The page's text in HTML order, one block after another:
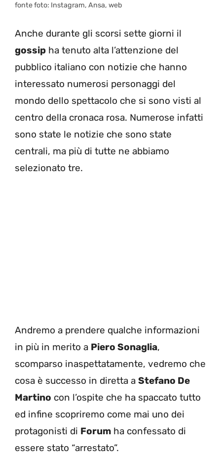
fonte foto: Instagram, Ansa, web
Anche durante gli scorsi sette giorni il
gossip ha tenuto alta l’attenzione del
pubblico italiano con notizie che hanno
interessato numerosi personaggi del
mondo dello spettacolo che si sono visti al
centro della cronaca rosa. Numerose infatti
sono state le notizie che sono state
centrali, ma più di tutte ne abbiamo
selezionato tre.
Andremo a prendere qualche informazioni
in più in merito a Piero Sonaglia,
scomparso inaspettatamente, vedremo che
cosa è successo in diretta a Stefano De
Martino con l’ospite che ha spaccato tutto
ed infine scopriremo come mai uno dei
protagonisti di Forum ha confessato di
essere stato “arrestato”.